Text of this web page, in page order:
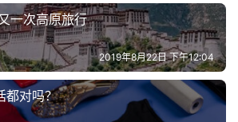
萨半程马拉松 又一次高原旅行
2019年8月22日 下午12:04
都对吗？